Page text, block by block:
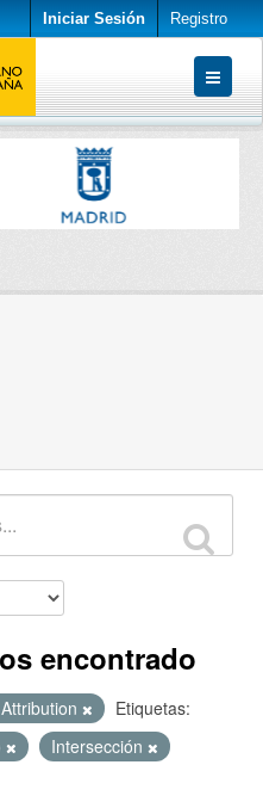
Iniciar Sesión Registro
encontrado
Etiquetas:
Intersección